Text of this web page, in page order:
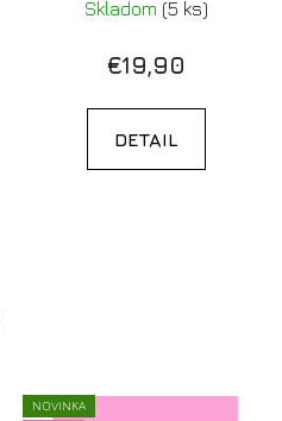
Skladom (5 ks)
€19,90
DETAIL
NOVINKA